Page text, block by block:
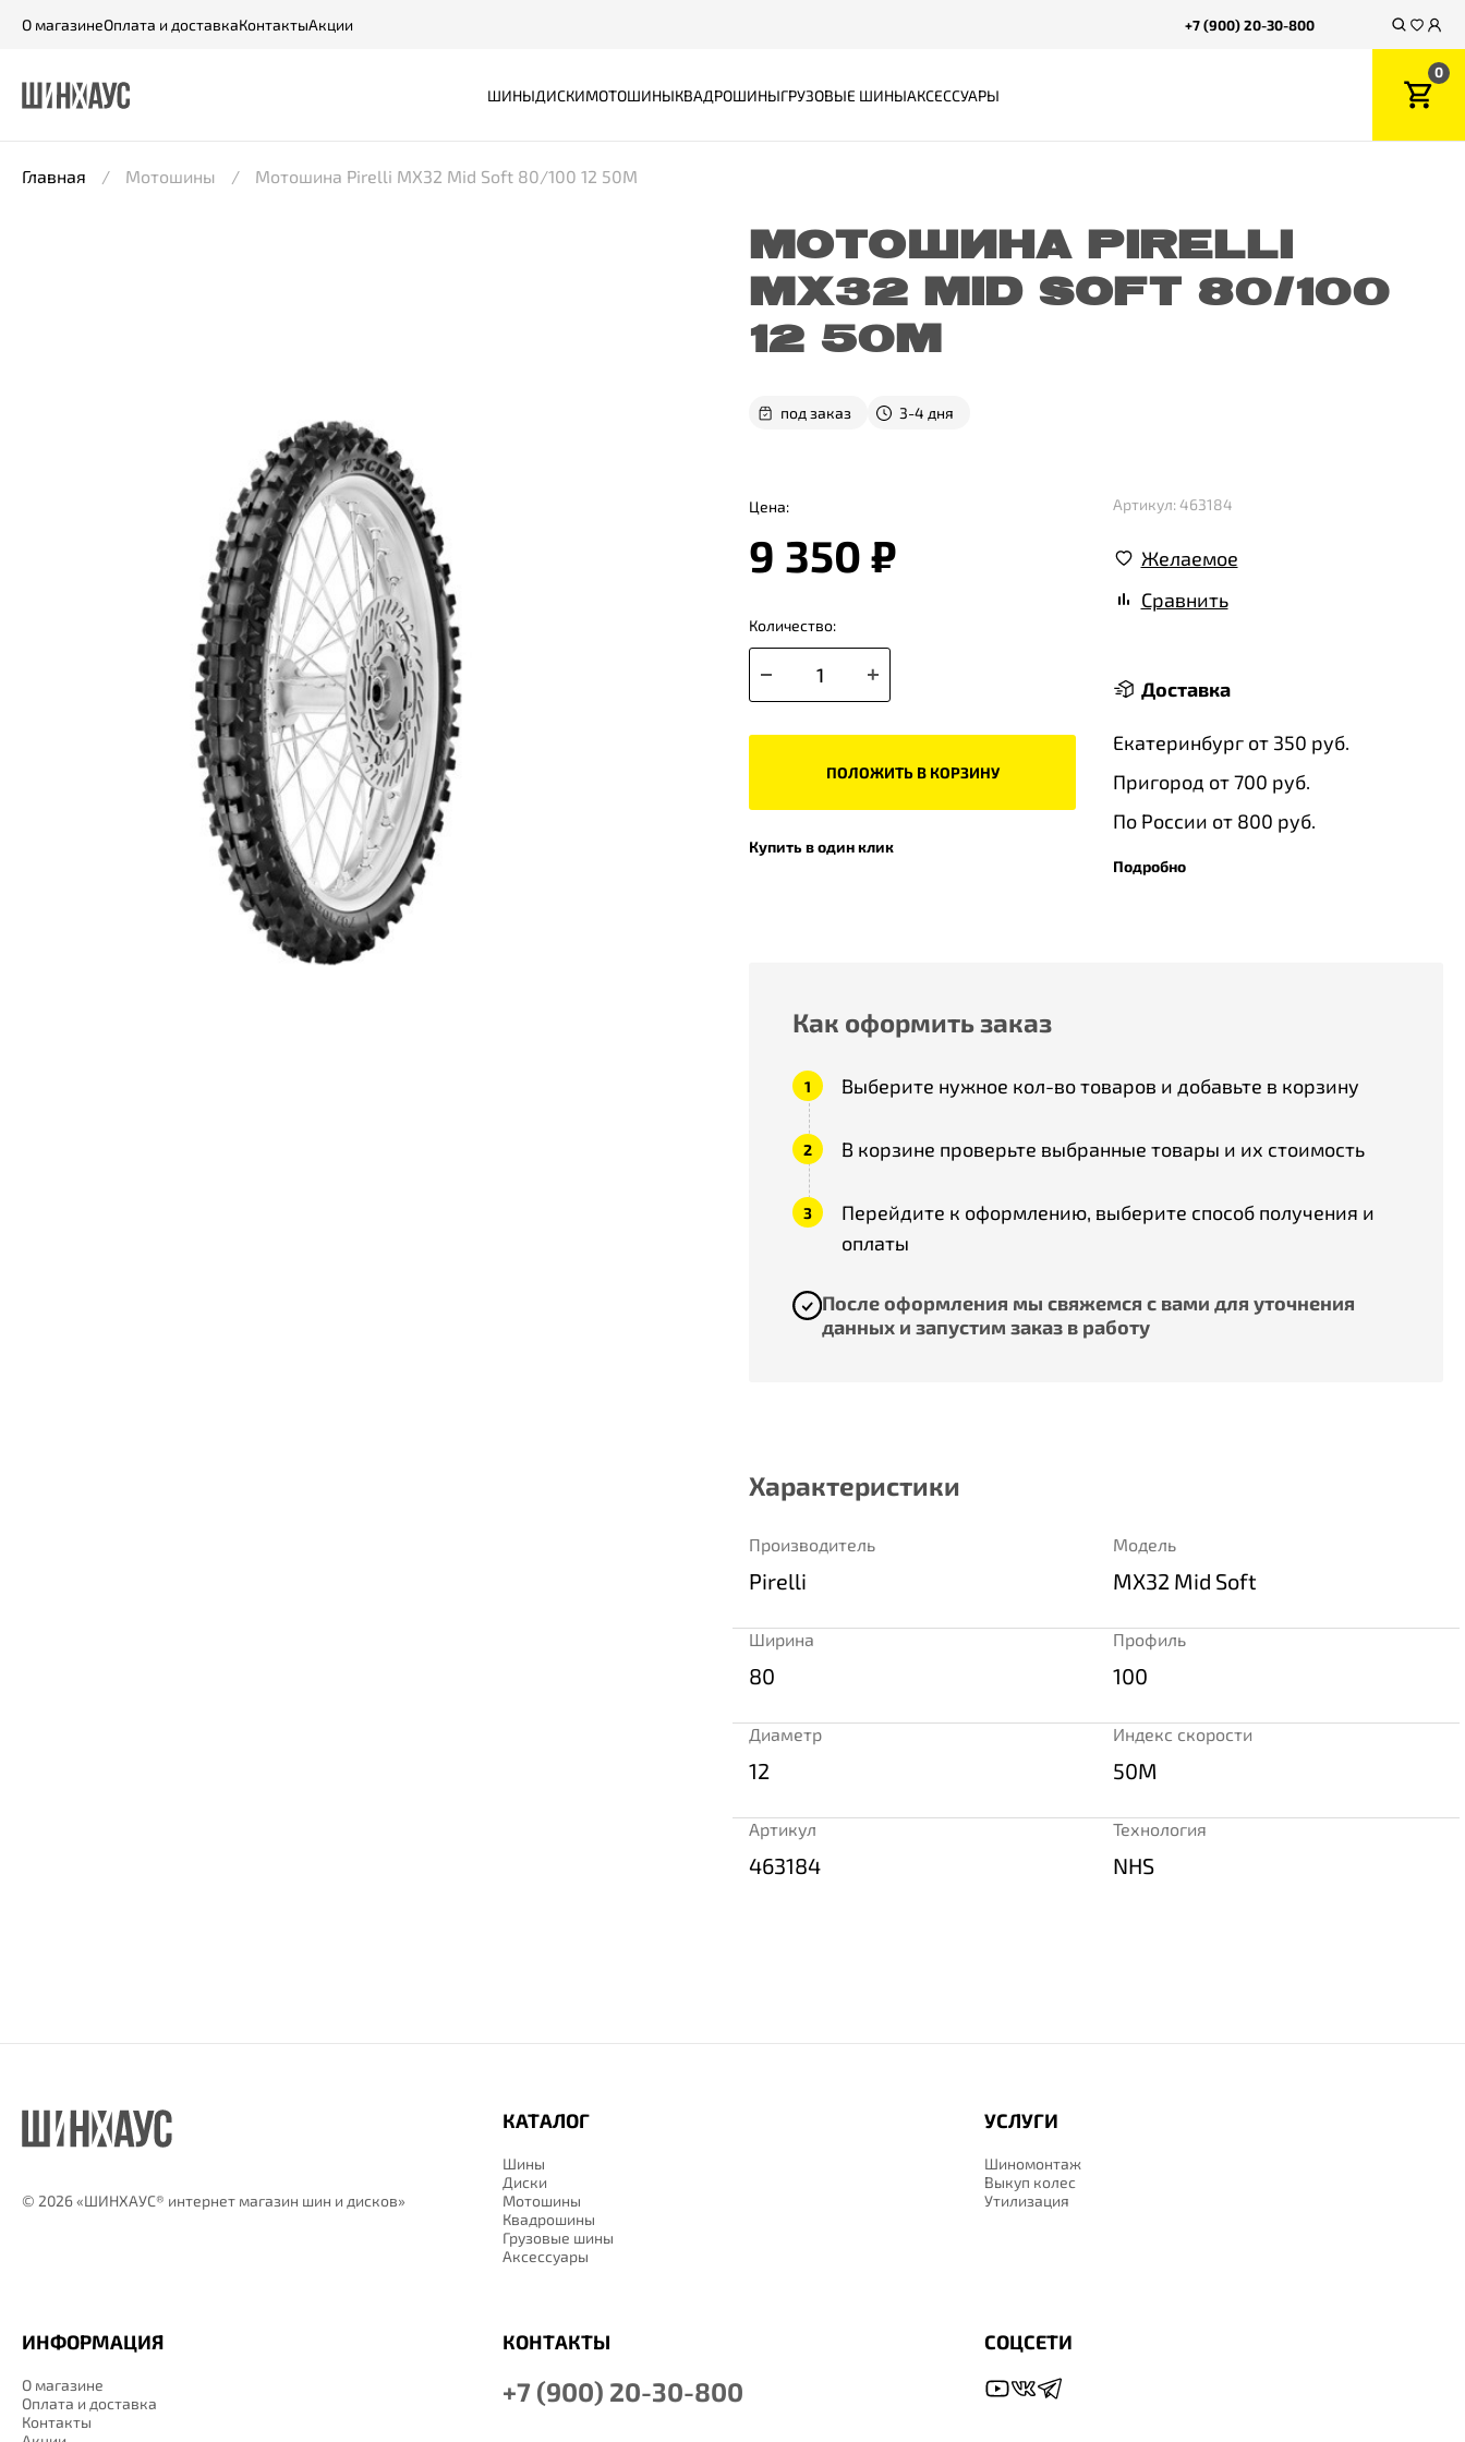
О магазинеОплата и доставкаКонтактыАкции +7 (900) 20-30-800
ШИНЫДИСКИМОТОШИНЫКВАДРОШИНЫГРУЗОВЫЕ ШИНЫАКСЕССУАРЫ
0
Главная Мотошины Мотошина Pirelli MX32 Mid Soft 80/100 12 50M
МОТОШИНА PIRELLI
MX32 MID SOFT 80/100
12 50M
под заказ 3-4 дня
Цена:
9 350 ₽
Количество:
ПОЛОЖИТЬ В КОРЗИНУ
Купить в один клик
Артикул: 463184
Желаемое
Сравнить
Доставка
Екатеринбург от 350 руб.
Пригород от 700 руб.
По России от 800 руб.
Подробно
Как оформить заказ
Выберите нужное кол-во товаров и добавьте в корзину
В корзине проверьте выбранные товары и их стоимость
Перейдите к оформлению, выберите способ получения и
оплаты
После оформления мы свяжемся с вами для уточнения
данных и запустим заказ в работу
Характеристики
Производитель
Pirelli
Модель
MX32 Mid Soft
Ширина
80
Профиль
100
Диаметр
12
Индекс скорости
50M
Артикул
463184
Технология
NHS
© 2026 «ШИНХАУС® интернет магазин шин и дисков»
КАТАЛОГ
Шины
Диски
Мотошины
Квадрошины
Грузовые шины
Аксессуары
ИНФОРМАЦИЯ
О магазине
Оплата и доставка
Контакты
УСЛУГИ
Шиномонтаж
Выкуп колес
Утилизация
КОНТАКТЫ
+7 (900) 20-30-800
СОЦСЕТИ